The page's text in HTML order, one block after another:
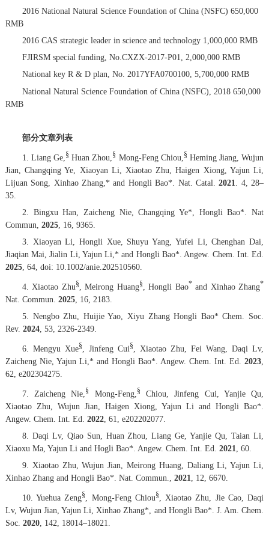
2016 National Natural Science Foundation of China (NSFC) 650,000
RMB
2016 CAS strategic leader in science and technology 1,000,000 RMB
FJIRSM special funding, No.CXZX-2017-P01, 2,000,000 RMB
National key R & D plan, No. 2017YFA0700100, 5,700,000 RMB
National Natural Science Foundation of China (NSFC), 2018 650,000
RMB
部分文章列表
1. Liang Ge, § Huan Zhou, § Mong-Feng Chiou, § Heming Jiang, Wujun
Jian, Changqing Ye, Xiaoyan Li, Xiaotao Zhu, Haigen Xiong, Yajun Li,
Lijuan Song, Xinhao Zhang,* and Hongli Bao*. Nat. Catal.2021 4, 28–
35.
2. Bingxu Han, Zaicheng Nie, Changqing Ye*, Hongli Bao*.Nat
Commun 2025, 16, 9365.
3. Xiaoyan Li, Hongli Xue, Shuyu Yang, Yufei Li, Chenghan Dai,
Jiaqian Mai, Jialin Li, Yajun Li,* and Hongli Bao*. Angew. Chem. Int. Ed.
2025, 64, doi: 10.1002/anie.202510560.
4. Xiaotao Zhu§ , Meirong Huang§ , Hongli Bao* and Xinhao Zhang*
Nat. Commun. 2025, 16, 2183.
5. Nengbo Zhu, Huijie Yao, Xiyu Zhang Hongli Bao*Chem. Soc.
Rev. 2024, 53, 2326-2349.
6. Mengyu Xue§ , Jinfeng Cui§
, Xiaotao Zhu, Fei Wang, Daqi Lv,
Zaicheng Nie, Yajun Li,* and Hongli Bao*. Angew. Chem. Int. Ed. 2023
62 , e202304275.
7. Zaicheng Nie, § Mong-Feng, §
Chiou, Jinfeng Cui, Yanjie Qu,
Xiaotao Zhu, Wujun Jian, Haigen Xiong, Yajun Li and Hongli Bao*.
Angew. Chem. Int. Ed. 2022, 61, e202202077.
8. Daqi Lv, Qiao Sun, Huan Zhou, Liang Ge, Yanjie Qu, Taian Li,
Xiaoxu Ma, Yajun Li and Hogli Bao*. Angew. Chem. Int. Ed. 2021 60.
9. Xiaotao Zhu, Wujun Jian, Meirong Huang, Daliang Li, Yajun Li,
Xinhao Zhang and Hongli Bao*. Nat. Commun. 2021 12 , 6670.
10. Yuehua Zeng§ , Mong-Feng Chiou§
, Xiaotao Zhu, Jie Cao, Daqi
Lv, Wujun Jian, Yajun Li, Xinhao Zhang*, and Hongli Bao*. J. Am. Chem.
Soc. 2020, 142 , 18014–18021.